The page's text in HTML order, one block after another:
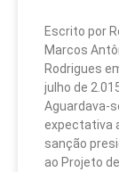
Escrito por
Marcos
Rodrigues
julho de
Aguardava-
expectativa
sanção
ao Projeto de